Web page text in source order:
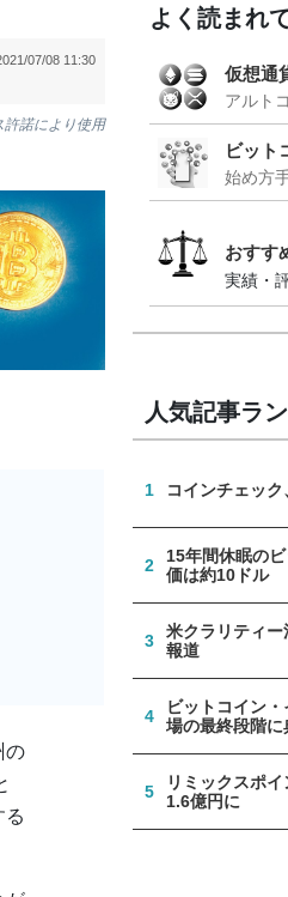
07/08 11:30
諾により使用
の
る
よく読まれ
仮想通
アルト
ビット
始め方
おすす
実績・
人気記事ラ
1 コインチェッ
2
15年間休眠の
価は約10ドル
3
米クラリティ
報道
4
ビットコイン
場の最終段階
5
リミックスポ
1.6億円に